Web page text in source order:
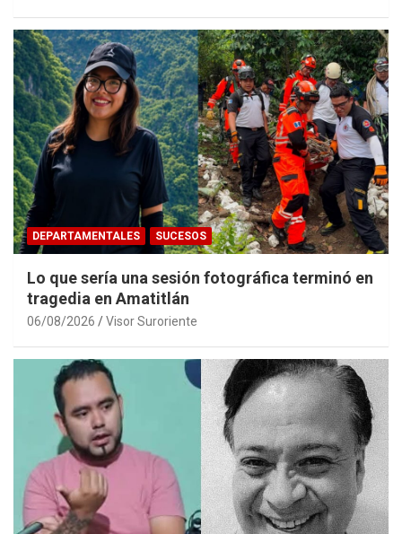
DEPARTAMENTALES SUCESOS
Lo que sería una sesión fotográfica terminó en
tragedia en Amatitlán
06/08/2026 Visor Suroriente